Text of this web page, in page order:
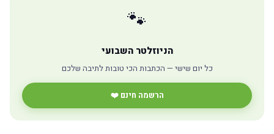
🐾
הניוזלטר השבועי
כל יום שישי — הכתבות הכי טובות לתיבה שלכם
הרשמה חינם ❤️